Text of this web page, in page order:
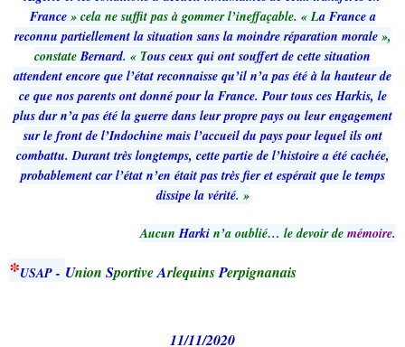
France » cela ne suffit pas à gommer l’ineffaçable. « La France a
reconnu partiellement la situation sans la moindre réparation morale»,
constateBernard. « Tous ceux qui ont souffert de cette situation
attendent encore que l’état reconnaisse qu’il n’a pas été à la hauteur de
ce que nos parents ont donné pour la France. Pour tous ces Harkis, le
plus dur n’a pas été la guerre dans leur propre pays ou leur engagement
sur le front de l’Indochine mais l’accueil du pays pour lequel ils ont
combattu. Durant très longtemps, cette partie de l’histoire a été cachée,
probablement car l’état n’en était pas très fier et espérait que le temps
dissipe la vérité. »
AucunHarki n’a oublié… le devoir de mémoire.
*USAP - Union SportiveArlequinsPerpignanais
11/11/2020